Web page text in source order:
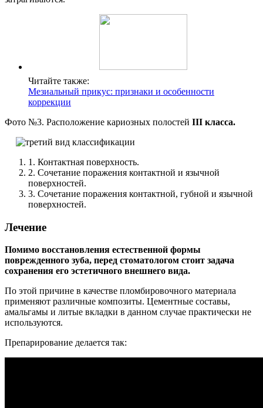
Читайте также:
Мезиальный прикус: признаки и особенности
коррекции
Фото №3. Расположение кариозных полостей III класса.
1. Контактная поверхность.
2. Сочетание поражения контактной и язычной
поверхностей.
3. Сочетание поражения контактной, губной и язычной
поверхностей.
Лечение
Помимо восстановления естественной формы
поврежденного зуба, перед стоматологом стоит задача
сохранения его эстетичного внешнего вида.
По этой причине в качестве пломбировочного материала
применяют различные композиты. Цементные составы,
амальгамы и литые вкладки в данном случае практически не
используются.
Препарирование делается так: